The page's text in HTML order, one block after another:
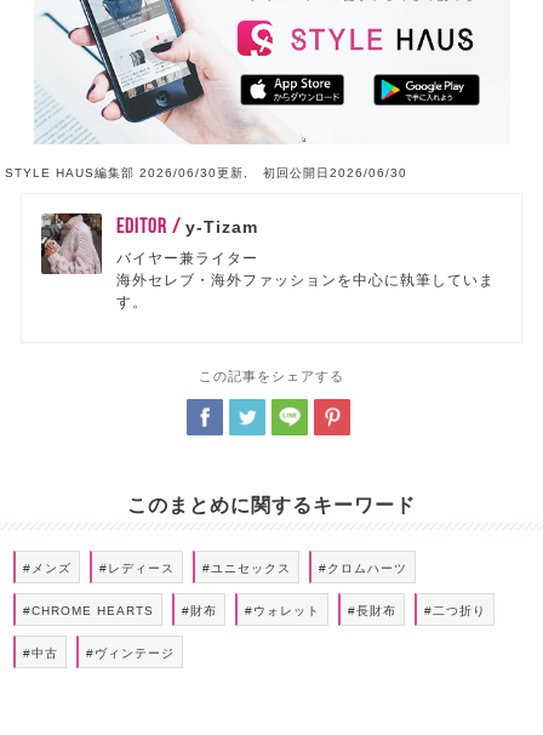
STYLE HAUS編集部 2026/06/30更新, 初回公開日2026/06/30
EDITOR /y-Tizam
バイヤー兼ライター
海外セレブ・海外ファッションを中心に執筆していま
す。
この記事をシェアする
このまとめに関するキーワード
#メンズ #レディース #ユニセックス #クロムハーツ
#CHROME HEARTS #財布 #ウォレット #長財布 #二つ折り
#中古 #ヴィンテージ